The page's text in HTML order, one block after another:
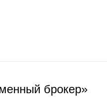
брокер»